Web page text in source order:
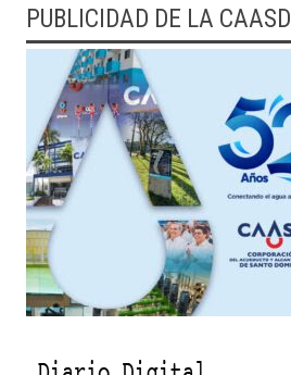
PUBLICIDAD DE LA CAASD